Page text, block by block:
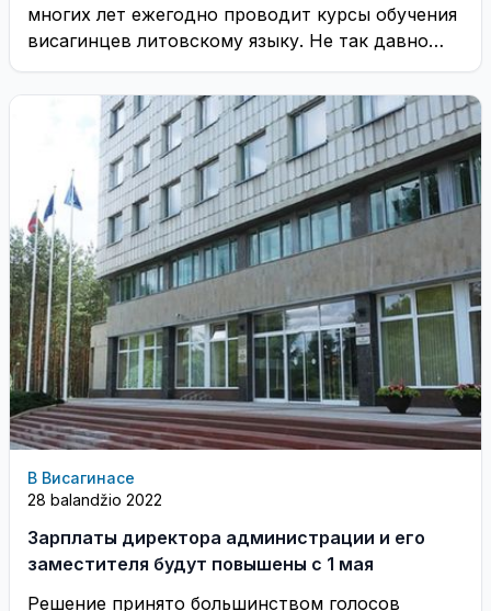
многих лет ежегодно проводит курсы обучения
висагинцев литовскому языку. Не так давно
количество этих ...
В Висагинасе
28 balandžio 2022
Зарплаты директора администрации и его
заместителя будут повышены с 1 мая
Решение принято большинством голосов